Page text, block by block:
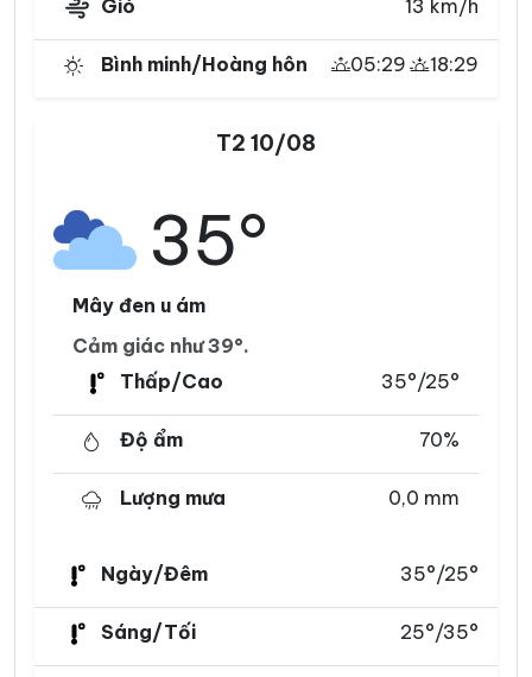
Gió 13 km/h
Bình minh/Hoàng hôn 05:29 18:29
T2 10/08
35°
Mây đen u ám
Cảm giác như 39°.
Thấp/Cao
35°/25°
Độ ẩm 70%
Lượng mưa 0,0 mm
Ngày/Đêm 35°/25°
Sáng/Tối 25°/35°